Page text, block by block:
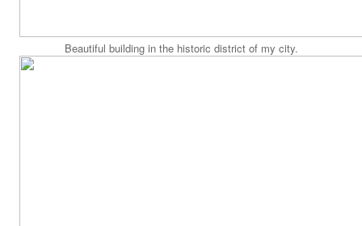
Beautiful building in the historic district of my city.